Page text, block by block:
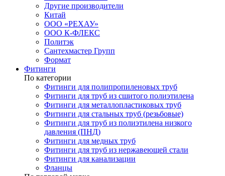
Другие производители
Китай
ООО «РЕХАУ»
ООО К-ФЛЕКС
Политэк
Сантехмастер Групп
Формат
Фитинги
По категории
Фитинги для полипропиленовых труб
Фитинги для труб из сшитого полиэтилена
Фитинги для металлопластиковых труб
Фитинги для стальных труб (резьбовые)
Фитинги для труб из полиэтилена низкого
давления (ПНД)
Фитинги для медных труб
Фитинги для труб из нержавеющей стали
Фитинги для канализации
Фланцы